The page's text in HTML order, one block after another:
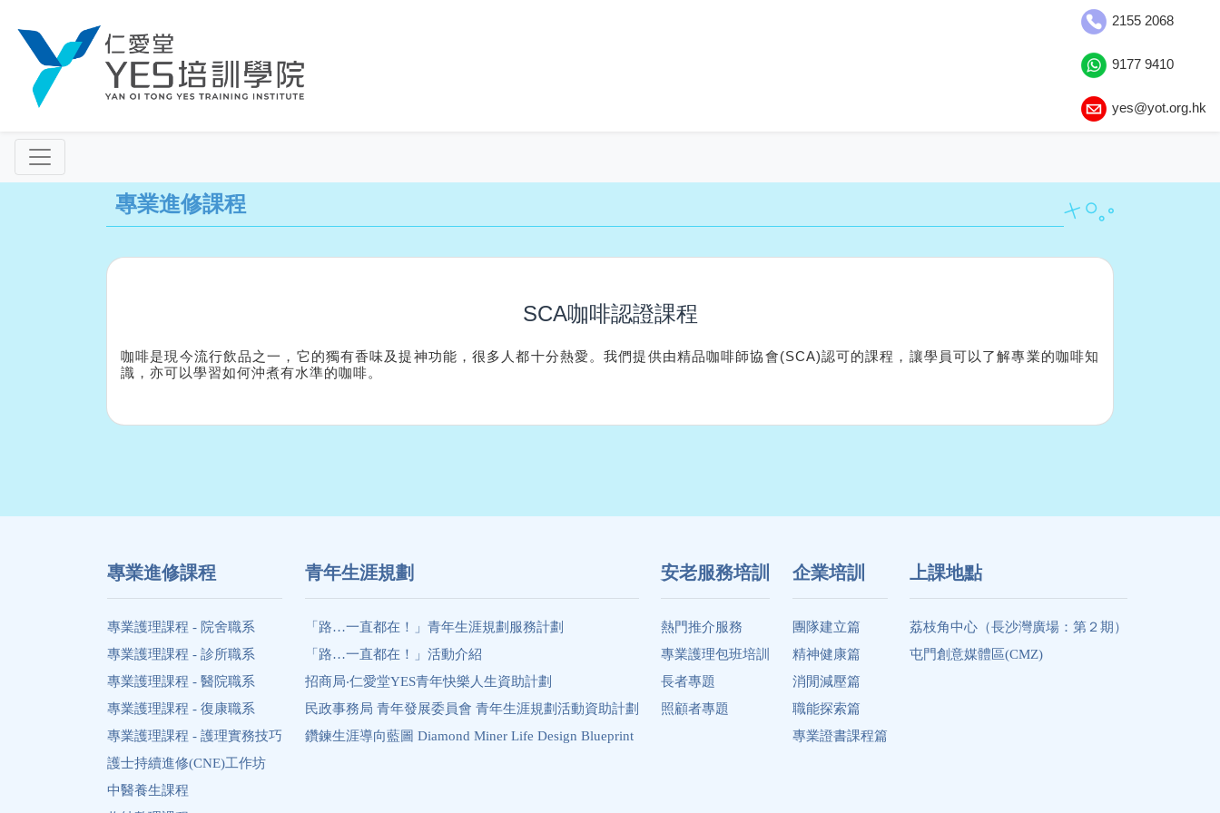
2155 2068
9177 9410
yes@yot.org.hk
專業進修課程
SCA咖啡認證課程
咖啡是現今流行飲品之一，它的獨有香味及提神功能，很多人都十分熱愛。我們提供由精品咖啡師協會(SCA)認可的課程，讓學員可以了解專業的咖啡知
識，亦可以學習如何沖煮有水準的咖啡。
專業進修課程
專業護理課程 - 院舍職系
專業護理課程 - 診所職系
專業護理課程 - 醫院職系
專業護理課程 - 復康職系
專業護理課程 - 護理實務技巧
護士持續進修(CNE)工作坊
中醫養生課程
⻘年生涯規劃
「路…一直都在！」青年生涯規劃服務計劃
「路…一直都在！」活動介紹
招商局‧仁愛堂YES青年快樂人生資助計劃
民政事務局 青年發展委員會 青年生涯規劃活動資助計劃
鑽鍊生涯導向藍圖 Diamond Miner Life Design Blueprint
安老服務培訓
熱門推介服務
專業護理包班培訓
長者專題
照顧者專題
企業培訓
團隊建立篇
精神健康篇
消閒減壓篇
職能探索篇
專業證書課程篇
上課地點
荔枝角中心（長沙灣廣場：第２期）
屯門創意媒體區(CMZ)